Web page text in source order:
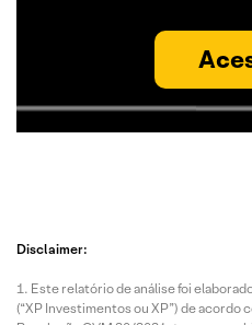
Disclaimer:
Este relatório de análise foi
(“XP Investimentos ou XP”) de acordo